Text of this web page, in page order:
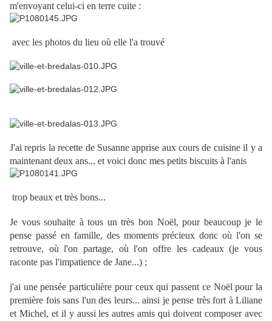
m'envoyant celui-ci en terre cuite :
avec les photos du lieu où elle l'a trouvé
J'ai repris la recette de Susanne apprise aux cours de cuisine il y a
maintenant deux ans... et voici donc mes petits biscuits à l'anis
trop beaux et très bons...
Je vous souhaite à tous un très bon Noël, pour beaucoup je le
pense passé en famille, des moments précieux donc où l'on se
retrouve, où l'on partage, où l'on offre les cadeaux (je vous
raconte pas l'impatience de Jane...) ;
j'ai une pensée particulière pour ceux qui passent ce Noël pour la
première fois sans l'un des leurs... ainsi je pense très fort à Liliane
et Michel, et il y aussi les autres amis qui doivent composer avec